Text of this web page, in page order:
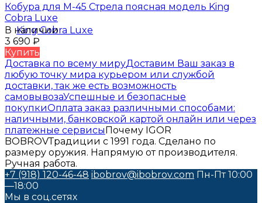
Кобура для М-45 Стрела поясная модель King
Cobra Luxe
В наличии
3 690 ₽
Купить
Доставка по всему мируДоставим Ваш заказ в
любую точку мира курьером или службой
доставки, так же есть возможность
самовывозаУспешные и безопасные
покупкиОплата заказ различными способами:
наличными, банковской картой онлайн или через
платежные сервисыПочему IGOR
BOBROVТрадиции с 1991 года. Сделано по
размеру оружия. Напрямую от производителя.
Ручная работа.
+7 (918) 120-46-48 ibobrov@ibobrov.com Пн-Пт 10:00
—18:00
Мы в соц.сетях